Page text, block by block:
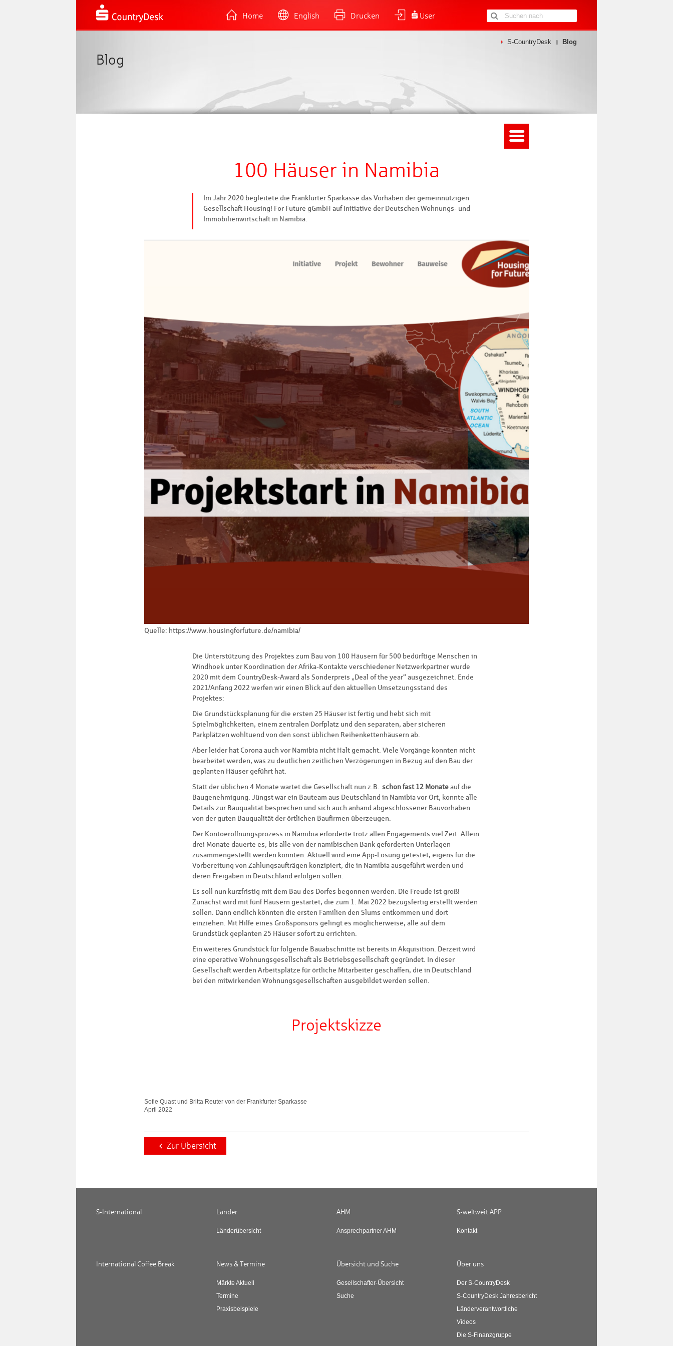
Home English Drucken User
S-CountryDesk Blog
Blog
100 Häuser in Namibia
Im Jahr 2020 begleitete die Frankfurter Sparkasse das Vorhaben der gemeinnützigen
Gesellschaft Housing! For Future gGmbH auf Initiative der Deutschen Wohnungs- und
Immobilienwirtschaft in Namibia.
Quelle: https://www.housingforfuture.de/namibia/
Die Unterstützung des Projektes zum Bau von 100 Häusern für 500 bedürftige Menschen in
Windhoek unter Koordination der Afrika-Kontakte verschiedener Netzwerkpartner wurde
2020 mit dem CountryDesk-Award als Sonderpreis „Deal of the year“ ausgezeichnet. Ende
2021/Anfang 2022 werfen wir einen Blick auf den aktuellen Umsetzungsstand des
Projektes:
Die Grundstücksplanung für die ersten 25 Häuser ist fertig und hebt sich mit
Spielmöglichkeiten, einem zentralen Dorfplatz und den separaten, aber sicheren
Parkplätzen wohltuend von den sonst üblichen Reihenkettenhäusern ab.
Aber leider hat Corona auch vor Namibia nicht Halt gemacht. Viele Vorgänge konnten nicht
bearbeitet werden, was zu deutlichen zeitlichen Verzögerungen in Bezug auf den Bau der
geplanten Häuser geführt hat.
Statt der üblichen 4 Monate wartet die Gesellschaft nun z.B. schon fast 12 Monate auf die
Baugenehmigung. Jüngst war ein Bauteam aus Deutschland in Namibia vor Ort, konnte alle
Details zur Bauqualität besprechen und sich auch anhand abgeschlossener Bauvorhaben
von der guten Bauqualität der örtlichen Baufirmen überzeugen.
Der Kontoeröffnungsprozess in Namibia erforderte trotz allen Engagements viel Zeit. Allein
drei Monate dauerte es, bis alle von der namibischen Bank geforderten Unterlagen
zusammengestellt werden konnten. Aktuell wird eine App-Lösung getestet, eigens für die
Vorbereitung von Zahlungsaufträgen konzipiert, die in Namibia ausgeführt werden und
deren Freigaben in Deutschland erfolgen sollen.
Es soll nun kurzfristig mit dem Bau des Dorfes begonnen werden. Die Freude ist groß!
Zunächst wird mit fünf Häusern gestartet, die zum 1. Mai 2022 bezugsfertig erstellt werden
sollen. Dann endlich könnten die ersten Familien den Slums entkommen und dort
einziehen. Mit Hilfe eines Großsponsors gelingt es möglicherweise, alle auf dem
Grundstück geplanten 25 Häuser sofort zu errichten.
Ein weiteres Grundstück für folgende Bauabschnitte ist bereits in Akquisition. Derzeit wird
eine operative Wohnungsgesellschaft als Betriebsgesellschaft gegründet. In dieser
Gesellschaft werden Arbeitsplätze für örtliche Mitarbeiter geschaffen, die in Deutschland
bei den mitwirkenden Wohnungsgesellschaften ausgebildet werden sollen.
Projektskizze
Sofie Quast und Britta Reuter von der Frankfurter Sparkasse
April 2022
Zur Übersicht
S-International Länder
Länderübersicht
AHM
Ansprechpartner AHM
S-weltweit APP
Kontakt
International Coffee Break News & Termine
Märkte Aktuell
Termine
Praxisbeispiele
Übersicht und Suche
Gesellschafter-Übersicht
Suche
Über uns
Der S-CountryDesk
S-CountryDesk Jahresbericht
Länderverantwortliche
Videos
Die S-Finanzgruppe